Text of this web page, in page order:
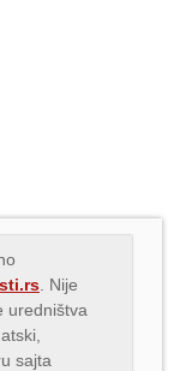
. Nije
uredništva
sajta